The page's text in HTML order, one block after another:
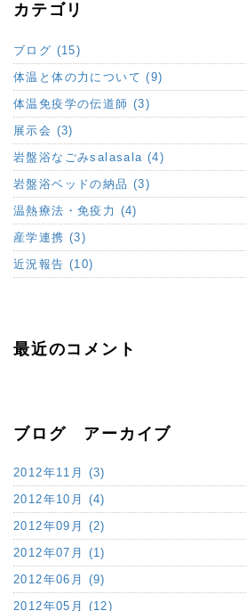
カテゴリ
ブログ (15)
体温と体の力について (9)
体温免疫学の伝道師 (3)
展示会 (3)
岩盤浴なごみsalasala (4)
岩盤浴ベッドの納品 (3)
温熱療法・免疫力 (4)
産学連携 (3)
近況報告 (10)
最近のコメント
ブログ アーカイブ
2012年11月 (3)
2012年10月 (4)
2012年09月 (2)
2012年07月 (1)
2012年06月 (9)
2012年05月 (12)